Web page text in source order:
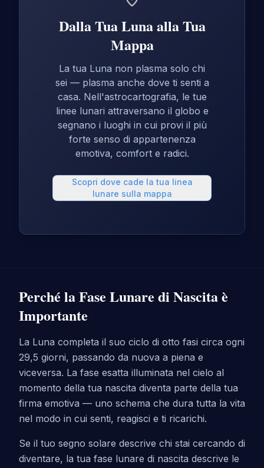
Dalla Tua Luna alla Tua
Mappa
La tua Luna non plasma solo chi
sei — plasma anche dove ti senti a
casa. Nell'astrocartografia, le tue
linee lunari attraversano il globo e
segnano i luoghi in cui provi il più
forte senso di appartenenza
emotiva, comfort e radici.
Scopri dove cade la tua linea
lunare sulla mappa
Perché la Fase Lunare di Nascita è
Importante
La Luna completa il suo ciclo di otto fasi circa ogni
29,5 giorni, passando da nuova a piena e
viceversa. La fase esatta illuminata nel cielo al
momento della tua nascita diventa parte della tua
firma emotiva — uno schema che dura tutta la vita
nel modo in cui senti, reagisci e ti ricarichi.
Se il tuo segno solare descrive chi stai cercando di
diventare, la tua fase lunare di nascita descrive le